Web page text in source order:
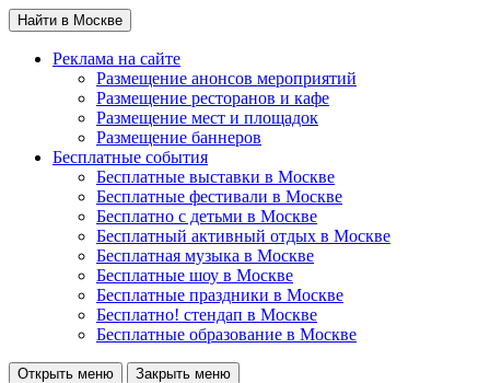
Найти в Москве
Реклама на сайте
Размещение анонсов мероприятий
Размещение ресторанов и кафе
Размещение мест и площадок
Размещение баннеров
Бесплатные события
Бесплатные выставки в Москве
Бесплатные фестивали в Москве
Бесплатно с детьми в Москве
Бесплатный активный отдых в Москве
Бесплатная музыка в Москве
Бесплатные шоу в Москве
Бесплатные праздники в Москве
Бесплатно! стендап в Москве
Бесплатные образование в Москве
Открыть меню Закрыть меню